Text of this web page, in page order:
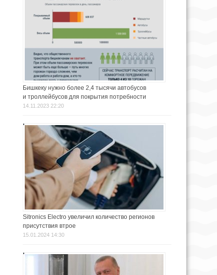
Бишкеку нужно более 2,4 тысячи автобусов
и троллейбусов для покрытия потребности
14.11.2023 22:20
Sitronics Electro увеличил количество регионов
присутствия втрое
15.01.2024 14:30